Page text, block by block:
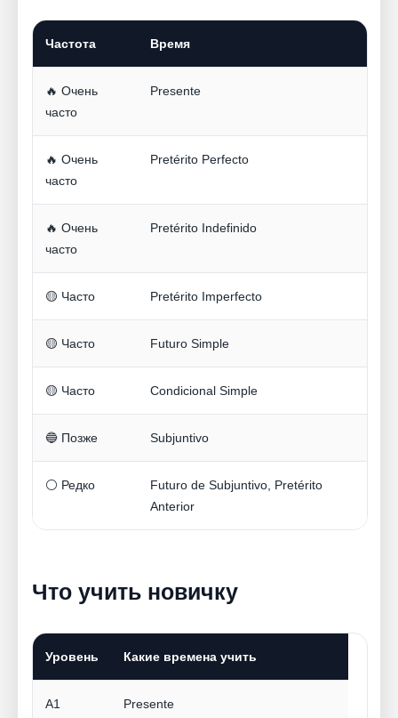
Частота Время
🔥 Очень
часто
Presente
🔥 Очень
часто
Pretérito Perfecto
🔥 Очень
часто
Pretérito Indefinido
🟡 Часто Pretérito Imperfecto
🟡 Часто Futuro Simple
🟡 Часто Condicional Simple
🔵 Позже Subjuntivo
⚪ Редко
Futuro de Subjuntivo, Pretérito
Anterior
Что учить новичку
Уровень Какие времена учить
A1 Presente